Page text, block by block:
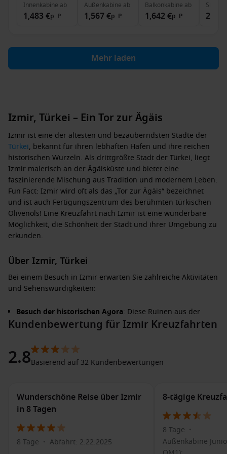
Innenkabine ab
1,483 €p. P.
Außenkabine ab
1,567 €p. P.
Balkonkabine ab
1,642 €p. P.
Suite
Mehr laden
Izmir, Türkei – Ein Tor zur Ägäis
Izmir ist eine der ältesten und bezauberndsten Städte der
Türkei, bekannt für ihren lebhaften Hafen und ihre reichen
historischen Wurzeln. Als drittgrößte Stadt der Türkei, liegt
Izmir malerisch an der Ägäisküste und bietet eine
faszinierende Mischung aus Tradition und modernem Leben.
Fun Fact: Izmir wird oft als das „Tor zur Ägäis“ bezeichnet
und ist auch Fertigungszentrum des berühmten türkischen
Olivenöls! Eine Kreuzfahrt nach Izmir ist eine wunderbare
Möglichkeit, die Schönheit der Stadt und ihrer Umgebung zu
erkunden.
Über Izmir, Türkei
Bei einem Besuch in Izmir erwarten Sie zahlreiche Aktivitäten
und Sehenswürdigkeiten:
Besuch der historischen Agora: Diese Ruinen aus der
Antike zeugen von Izmirs Geschichtsträchtigkeit und sind
Kultur in Kordon: Die Kordon-Promenade lädt zu einem
entspannenden Spaziergang ein, wo Sie Kaffee in einem
Die Burg von Kadifekale : Ein Besuch der historischen Burg
bietet atemberaubende Ausblicke auf die Stadt und die
Bucht von Izmir. Hier können Sie die beeindruckenden
Mauern erkunden.
Lokale Märkte entdecken: Besuchen Sie den historischen
Kundenbewertung für Izmir Kreuzfahrten
2.8Basierend auf 32 Kundenbewertungen
Wunderschöne Reise über Izmir
in 8 Tagen
8 Tage • Abfahrt: 2.22.2025
8-tägige
8 Tage •
Außenkabine